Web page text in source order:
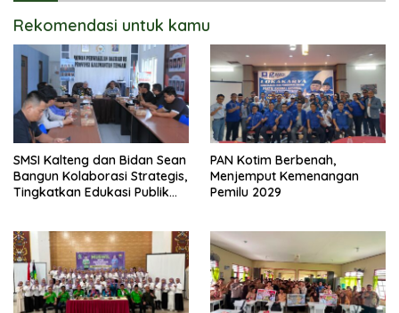
Rekomendasi untuk kamu
SMSI Kalteng dan Bidan Sean
Bangun Kolaborasi Strategis,
Tingkatkan Edukasi Publik
PAN Kotim Berbenah,
Menjemput Kemenangan
Pemilu 2029